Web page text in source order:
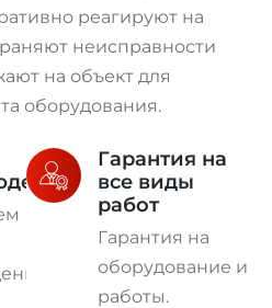
реагируют на
неисправности
на объект для
оборудования.
Гарантия на
все виды
работ
Гарантия на
оборудование и
работы.